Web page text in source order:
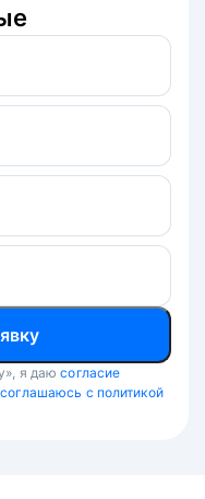
я даю согласие
с политикой